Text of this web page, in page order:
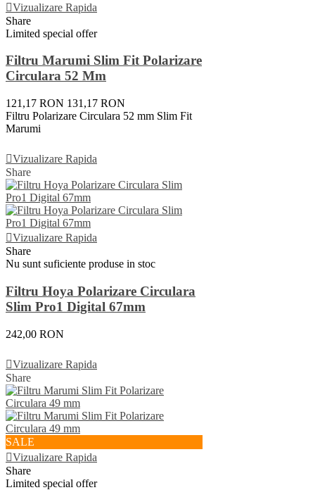
Vizualizare Rapida
Share
Limited special offer
Filtru Marumi Slim Fit Polarizare
Circulara 52 Mm
121,17 RON 131,17 RON
Filtru Polarizare Circulara 52 mm Slim Fit
Marumi
Vizualizare Rapida
Share
Vizualizare Rapida
Share
Nu sunt suficiente produse in stoc
Filtru Hoya Polarizare Circulara
Slim Pro1 Digital 67mm
242,00 RON
Vizualizare Rapida
Share
SALE
Vizualizare Rapida
Share
Limited special offer